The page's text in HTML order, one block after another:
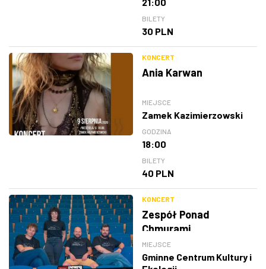
BILETY
30 PLN
KONCERT
Ania Karwan
MIEJSCE
Zamek Kazimierzowski
GODZINA
18:00
BILETY
40 PLN
KONCERT
Zespół Ponad
Chmurami
MIEJSCE
Gminne Centrum Kultury i